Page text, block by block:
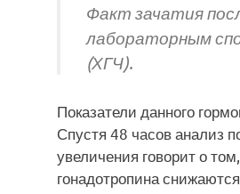
Факт зачатия
лабораторным
(ХГЧ).
Показатели данного
Спустя 48 часов анализ
увеличения говорит о
гонадотропина